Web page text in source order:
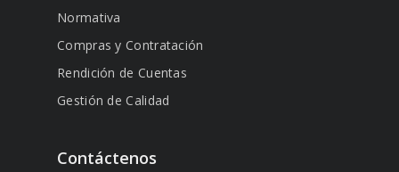
Normativa
Compras y Contratación
Rendición de Cuentas
Gestión de Calidad
Contáctenos